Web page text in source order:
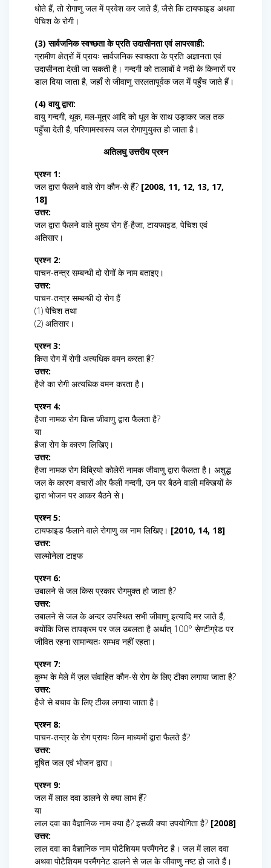
धोते हैं, तो रोगाणु जल में प्रवेश कर जाते हैं, जैसे कि टायफाइड अथवा
पेचिश के रोगी।
(3) सार्वजनिक स्वच्छता के प्रति उदासीनता एवं लापरवाही:
ग्रामीण क्षेत्रों में प्रायः सार्वजनिक स्वच्छता के प्रति अज्ञानता एवं
उदासीनता देखी जा सकती है। गन्दगी को तालाबों वे नदी के किनारों पर
डाल दिया जाता है, जहाँ से जीवाणु सरलतापूर्वक जल में पहुँच जाते हैं।
(4) वायु द्वारा:
वायु गन्दगी, थूक, मल-मूत्र आदि को धूल के साथ उड़ाकर जल तक
पहुँचा देती है, परिणामस्वरूप जल रोगाणुयुक्त हो जाता है।
अतिलघु उत्तरीय प्रश्न
प्रश्न 1:
जल द्वारा फैलने वाले रोग कौन-से हैं? [2008, 11, 12, 13, 17,
18]
उत्तर:
जल द्वारा फैलने वाले मुख्य रोग हैं-हैजा, टायफाइड, पेचिश एवं
अतिसार।
प्रश्न 2:
पाचन-तन्त्र सम्बन्धी दो रोगों के नाम बताइए।
उत्तर:
पाचन-तन्त्र सम्बन्धी दो रोग हैं
(1) पेचिश तथा
(2) अतिसार।
प्रश्न 3:
किस रोग में रोगी अत्यधिक वमन करता है?
उत्तर:
हैजे का रोगी अत्यधिक वमन करता है।
प्रश्न 4:
हैजा नामक रोग किस जीवाणु द्वारा फैलता है?
या
हैजा रोग के कारण लिखिए।
उत्तर:
हैजा नामक रोग विब्रियो कोलेरी नामक जीवाणु द्वारा फैलता है। अशुद्ध
जल के कारण वचारों ओर फैली गन्दगी, उन पर बैठने वाली मक्खियों के
द्वारा भोजन पर आकर बैठने से।
प्रश्न 5:
टायफाइड फैलाने वाले रोगाणु का नाम लिखिए। [2010, 14, 18]
उत्तर:
साल्मोनेला टाइफ
प्रश्न 6:
उबालने से जल किस प्रकार रोगमुक्त हो जाता है?
उत्तर:
उबालने से जल के अन्दर उपस्थित सभी जीवाणु इत्यादि मर जाते हैं,
क्योंकि जिस तापक्रम पर जल उबलता है अर्थात् 100° सेण्टीग्रेड पर
जीवित रहना सामान्यतः सम्भव नहीं रहता।
प्रश्न 7:
कुम्भ के मेले में ज़ल संवाहित कौन-से रोग के लिए टीका लगाया जाता है?
उत्तर:
हैजे से बचाव के लिए टीका लगाया जाता है।
प्रश्न 8:
पाचन-तन्त्र के रोग प्रायः किन माध्यमों द्वारा फैलते हैं?
उत्तर:
दूषित जल एवं भोजन द्वारा।
प्रश्न 9:
जल में लाल दवा डालने से क्या लाभ हैं?
या
लाल दवा का वैज्ञानिक नाम क्या है? इसकी क्या उपयोगिता है? [2008]
उत्तर:
लाल दवा का वैज्ञानिक नाम पोटैशियम परमैंगनेट है। जल में लाल दवा
अथवा पोटैशियम परमैंगनेट डालने से जल के जीवाणु नष्ट हो जाते हैं।